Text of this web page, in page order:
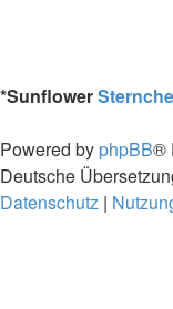
*Sunflower
Powered by phpBB®
Deutsche
Datenschutz |